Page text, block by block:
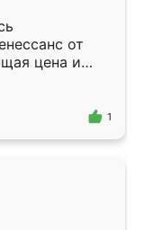
от
цена и
Приехавший
1